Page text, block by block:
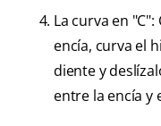
La curva en
encía, curva el
diente y
entre la encía y